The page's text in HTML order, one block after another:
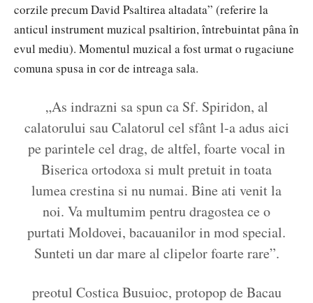
corzile precum David Psaltirea altadata” (referire la
anticul instrument muzical psaltirion, întrebuintat pâna în
evul mediu). Momentul muzical a fost urmat o rugaciune
comuna spusa in cor de intreaga sala.
„As indrazni sa spun ca Sf. Spiridon, al
calatorului sau Calatorul cel sfânt l-a adus aici
pe parintele cel drag, de altfel, foarte vocal in
Biserica ortodoxa si mult pretuit in toata
lumea crestina si nu numai. Bine ati venit la
noi. Va multumim pentru dragostea ce o
purtati Moldovei, bacauanilor in mod special.
Sunteti un dar mare al clipelor foarte rare”.
preotul Costica Busuioc, protopop de Bacau